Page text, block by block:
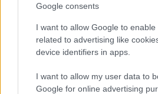
Google consents
I want to allow Google to enable
related to advertising like
device identifiers in apps.
I want to allow my user data to
Google for online advertising
Η Καλλιόπη θα επισκεφτεί
πρώτη φορά στη φυλακή
τους θα την συγκλονίσει.
ξαδέλφια της Μαρίνας